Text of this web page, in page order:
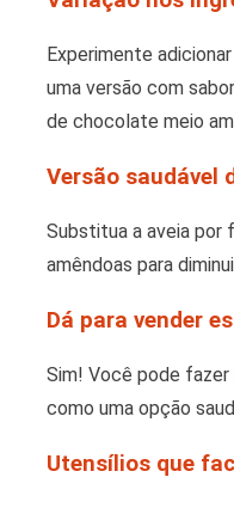
Experimente
uma versão com
de chocolate meio
Versão saudável
Substitua a aveia por
amêndoas para
Dá para vender
Sim! Você pode
como uma opção
Utensílios que